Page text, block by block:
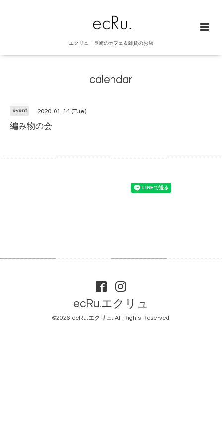
エクリュ 長崎のカフェ＆雑貨のお店
calendar
event 2020-01-14 (Tue)
編み物の会
ecRu.エクリュ
©2026 ecRu.エクリュ. All Rights Reserved.